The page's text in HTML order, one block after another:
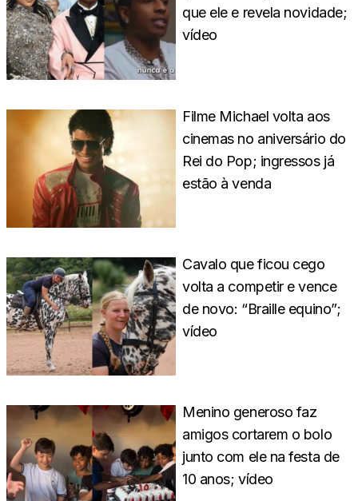
que ele e revela novidade;
vídeo
Filme Michael volta aos
cinemas no aniversário do
Rei do Pop; ingressos já
estão à venda
Cavalo que ficou cego
volta a competir e vence
de novo: “Braille equino”;
vídeo
Menino generoso faz
amigos cortarem o bolo
junto com ele na festa de
10 anos; vídeo